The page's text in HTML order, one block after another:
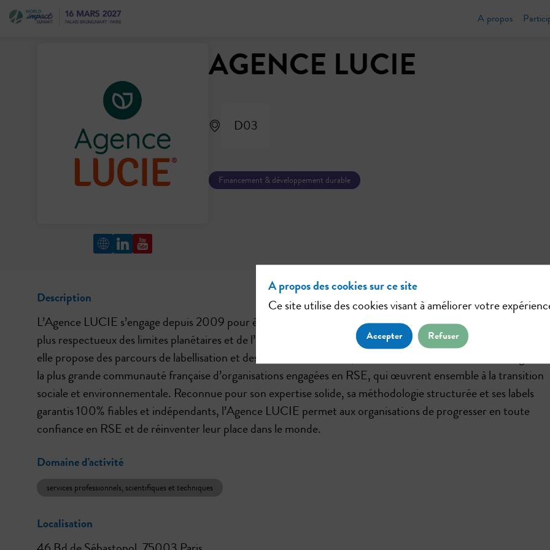
A propos
AGENCE LUCIE
D03
Financement & développement durable
Description
L’Agence LUCIE s’engage depuis 2009 pour éclairer et guider les organisations vers un modèle économique
plus respectueux des limites planétaires et de l’humanité. Pour ouvrir cette voie de transformation responsable,
elle propose des parcours de labellisation et des formations en RSE, accessibles à tous. Elle rassemble
la plus grande communauté française d’organisations engagées en RSE, qui œuvrent ensemble à la transition
sociale et environnementale. Reconnue pour son expertise solide, sa méthodologie structurée et ses labels
garantis 100% fiables et indépendants, l’Agence LUCIE permet aux organisations de progresser en toute
confiance en RSE et de réinventer leur place dans le monde.
Domaine d'activité
services professionnels, scientifiques et techniques
Localisation
A propos des cookies sur ce site
Ce site utilise des cookies visant à améliorer votre
Accepter Refuser